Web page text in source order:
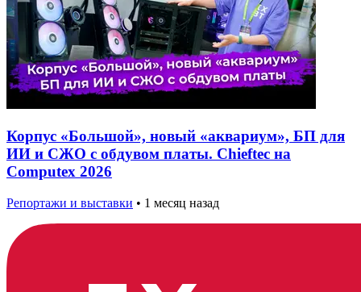
Корпус «Большой», новый «аквариум», БП для
ИИ и СЖО с обдувом платы. Chieftec на
Computex 2026
Репортажи и выставки • 1 месяц назад